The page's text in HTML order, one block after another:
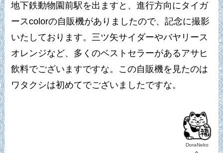
地下鉄動物園前駅を出ますと、進行方向にタイガ
ースcolorの自販機がありましたので、記念に撮影
いたしております。三ツ矢サイダーやバヤリース
オレンジなど、多くのベストセラーがあるアサヒ
飲料でございますですな。この自販機を見たのは
ワタクシは初めてでございましたですな。
DoraNeko